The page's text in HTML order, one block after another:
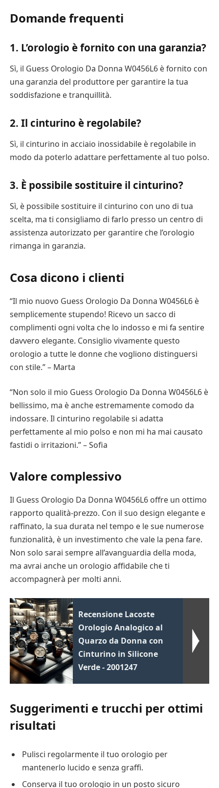
Domande frequenti
1. L’orologio è fornito con una garanzia?
Sì, il Guess Orologio Da Donna W0456L6 è fornito con
una garanzia del produttore per garantire la tua
soddisfazione e tranquillità.
2. Il cinturino è regolabile?
Sì, il cinturino in acciaio inossidabile è regolabile in
modo da poterlo adattare perfettamente al tuo polso.
3. È possibile sostituire il cinturino?
Sì, è possibile sostituire il cinturino con uno di tua
scelta, ma ti consigliamo di farlo presso un centro di
assistenza autorizzato per garantire che l’orologio
rimanga in garanzia.
Cosa dicono i clienti
“Il mio nuovo Guess Orologio Da Donna W0456L6 è
semplicemente stupendo! Ricevo un sacco di
complimenti ogni volta che lo indosso e mi fa sentire
davvero elegante. Consiglio vivamente questo
orologio a tutte le donne che vogliono distinguersi
con stile.” – Marta
“Non solo il mio Guess Orologio Da Donna W0456L6 è
bellissimo, ma è anche estremamente comodo da
indossare. Il cinturino regolabile si adatta
perfettamente al mio polso e non mi ha mai causato
fastidi o irritazioni.” – Sofia
Valore complessivo
Il Guess Orologio Da Donna W0456L6 offre un ottimo
rapporto qualità-prezzo. Con il suo design elegante e
raffinato, la sua durata nel tempo e le sue numerose
funzionalità, è un investimento che vale la pena fare.
Non solo sarai sempre all’avanguardia della moda,
ma avrai anche un orologio affidabile che ti
accompagnerà per molti anni.
Recensione Lacoste
Orologio Analogico al
Quarzo da Donna con
Cinturino in Silicone
Verde - 2001247
Suggerimenti e trucchi per ottimi
risultati
Pulisci regolarmente il tuo orologio per
mantenerlo lucido e senza graffi.
Conserva il tuo orologio in un posto sicuro